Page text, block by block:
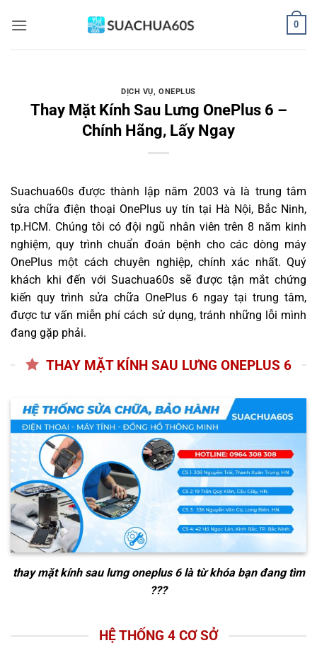
qua
0
DỊCH VỤ,ONEPLUS
Thay Mặt Kính Sau Lưng OnePlus 6 –
Chính Hãng, Lấy Ngay
Suachua60s được thành lập năm 2003 và là trung tâm
sửa chữa điện thoại OnePlus uy tín tại Hà Nội, Bắc Ninh,
tp.HCM. Chúng tôi có đội ngũ nhân viên trên 8 năm kinh
nghiệm, quy trình chuẩn đoán bệnh cho các dòng máy
OnePlus một cách chuyên nghiệp, chính xác nhất. Quý
khách khi đến với Suachua60s sẽ được tận mắt chứng
kiến quy trình sửa chữa OnePlus 6 ngay tại trung tâm,
được tư vấn miễn phí cách sử dụng, tránh những lỗi mình
đang gặp phải.
THAY MẶT KÍNH SAU LƯNG ONEPLUS 6
thay mặt kính sau lưng oneplus 6là từ khóa bạn đang tìm
???
HỆ THỐNG 4 CƠ SỞ